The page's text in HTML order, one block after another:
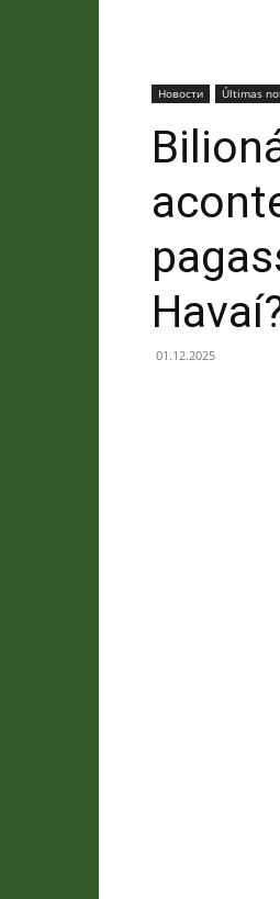
Новости Últimas
01.12.2025